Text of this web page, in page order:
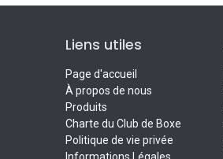
Liens utiles
Page d'accueil
À propos de nous
Produits
Charte du Club de Boxe
Politique de vie privée
Informations Légales